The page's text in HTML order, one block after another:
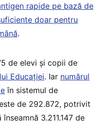
rapide pe bază de
doar pentru
.
de elevi și copii de
Educației. Iar numărul
în sistemul de
de 292.872, potrivit
3.211.147 de